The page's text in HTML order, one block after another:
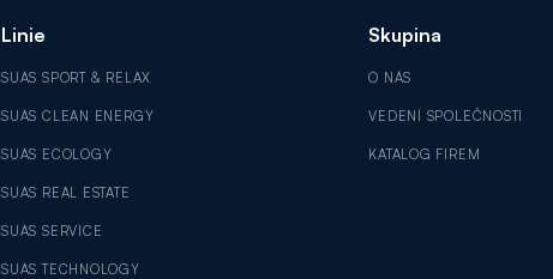
Linie
SUAS SPORT & RELAX
SUAS CLEAN ENERGY
SUAS ECOLOGY
SUAS REAL ESTATE
SUAS SERVICE
SUAS TECHNOLOGY
Skupina
O NÁS
VEDENÍ SPOLEČNOSTI
KATALOG FIREM